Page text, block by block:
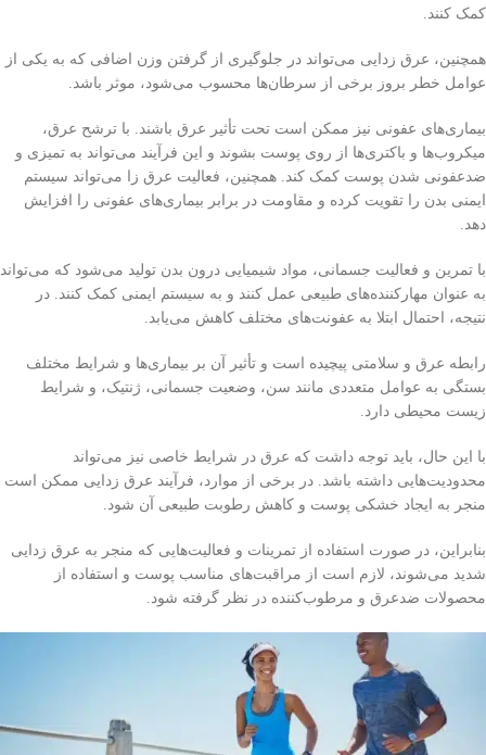
کمک کنند.
همچنین، عرق زدایی می‌تواند در جلوگیری از گرفتن وزن اضافی که به یکی از
عوامل خطر بروز برخی از سرطان‌ها محسوب می‌شود، موثر باشد.
بیماری‌های عفونی نیز ممکن است تحت تأثیر عرق باشند. با ترشح عرق،
میکروب‌ها و باکتری‌ها از روی پوست بشوند و این فرآیند می‌تواند به تمیزی و
ضدعفونی شدن پوست کمک کند. همچنین، فعالیت عرق زا می‌تواند سیستم
ایمنی بدن را تقویت کرده و مقاومت در برابر بیماری‌های عفونی را افزایش
دهد.
با تمرین و فعالیت جسمانی، مواد شیمیایی درون بدن تولید می‌شود که می‌تواند
به عنوان مهارکننده‌های طبیعی عمل کنند و به سیستم ایمنی کمک کنند. در
نتیجه، احتمال ابتلا به عفونت‌های مختلف کاهش می‌یابد.
رابطه عرق و سلامتی پیچیده است و تأثیر آن بر بیماری‌ها و شرایط مختلف
بستگی به عوامل متعددی مانند سن، وضعیت جسمانی، ژنتیک، و شرایط
زیست محیطی دارد.
با این حال، باید توجه داشت که عرق در شرایط خاصی نیز می‌تواند
محدودیت‌هایی داشته باشد. در برخی از موارد، فرآیند عرق زدایی ممکن است
منجر به ایجاد خشکی پوست و کاهش رطوبت طبیعی آن شود.
بنابراین، در صورت استفاده از تمرینات و فعالیت‌هایی که منجر به عرق زدایی
شدید می‌شوند، لازم است از مراقبت‌های مناسب پوست و استفاده از
محصولات ضدعرق و مرطوب‌کننده در نظر گرفته شود.